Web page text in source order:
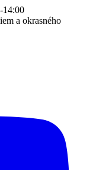
14:00
a okrasného